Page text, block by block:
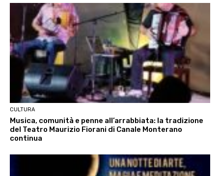
CULTURA
Musica, comunità e penne all’arrabbiata: la tradizione
del Teatro Maurizio Fiorani di Canale Monterano
continua